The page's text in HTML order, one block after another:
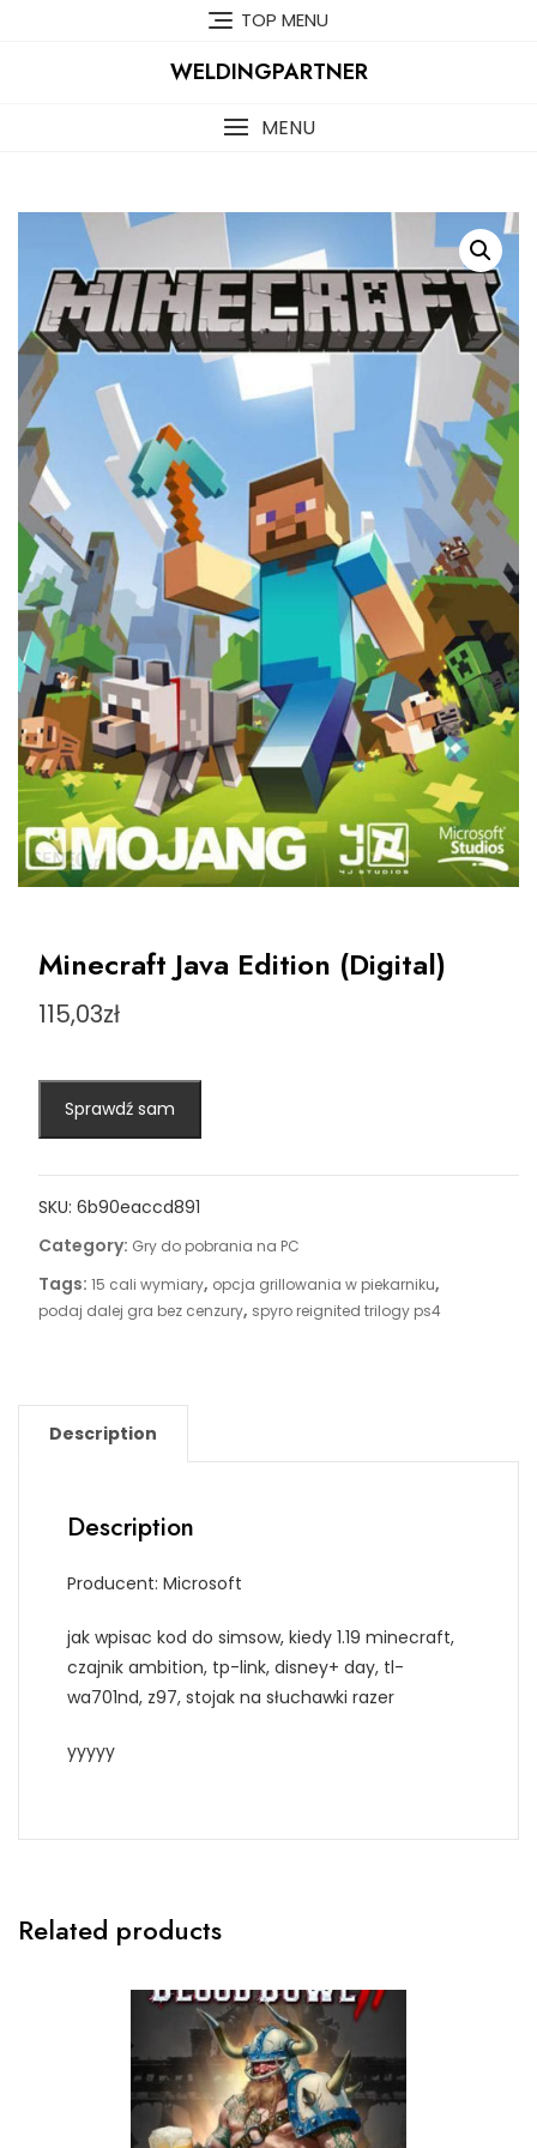
TOP MENU
WELDINGPARTNER
MENU
Minecraft Java Edition (Digital)
115,03zł
Sprawdź sam
SKU: 6b90eaccd891
Category: Gry do pobrania na PC
Tags: 15 cali wymiary, opcja grillowania w piekarniku,
podaj dalej gra bez cenzury, spyro reignited trilogy ps4
Description
Description
Producent: Microsoft
jak wpisac kod do simsow, kiedy 1.19 minecraft,
czajnik ambition, tp-link, disney+ day, tl-
wa701nd, z97, stojak na słuchawki razer
yyyyy
Related products